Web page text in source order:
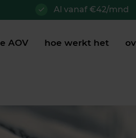
Al vanaf €42/mnd
AOV hoe werkt het